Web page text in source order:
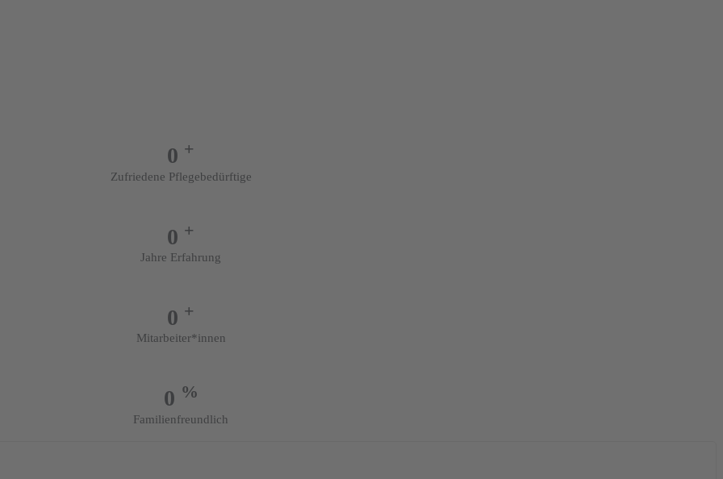
0 +
Zufriedene Pflegebedürftige
0 +
Jahre Erfahrung
0 +
Mitarbeiter*innen
0 %
Familienfreundlich